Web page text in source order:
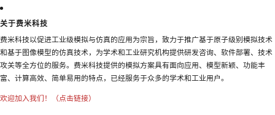
关于费米科技
费米科技以促进工业级模拟与仿真的应用为宗旨，致力于推广基于原子级别模拟技术
和基于图像模型的仿真技术，为学术和工业研究机构提供研发咨询、软件部署、技术
攻关等全方位的服务。费米科技提供的模拟方案具有面向应用、模型新颖、功能丰
富、计算高效、简单易用的特点，已经服务于众多的学术和工业用户。
欢迎加入我们！（点击链接）